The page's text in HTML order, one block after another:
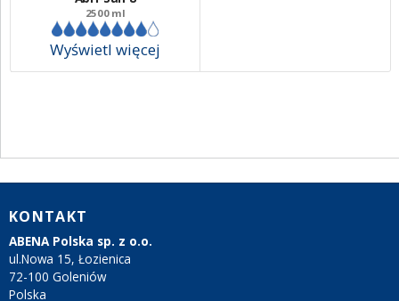
2500 ml
Wyświetl więcej
KONTAKT
ABENA Polska sp. z o.o.
ul.Nowa 15, Łozienica
72-100 Goleniów
Polska